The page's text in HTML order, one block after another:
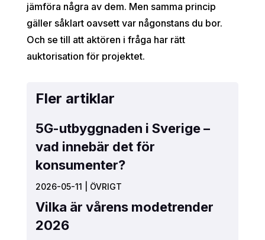
jämföra några av dem. Men samma princip
gäller såklart oavsett var någonstans du bor.
Och se till att aktören i fråga har rätt
auktorisation för projektet.
Fler artiklar
5G-utbyggnaden i Sverige –
vad innebär det för
konsumenter?
2026-05-11 ÖVRIGT
Vilka är vårens modetrender
2026